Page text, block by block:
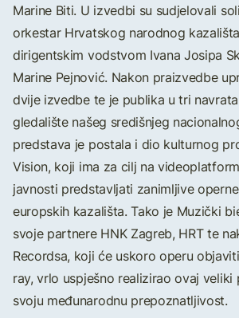
Marine Biti. U izvedbi su sudjelovali
orkestar Hrvatskog narodnog
dirigentskim vodstvom Ivana Josipa
Marine Pejnović. Nakon praizvedbe
dvije izvedbe te je publika u tri
gledalište našeg središnjeg
predstava je postala i dio kulturnog
Vision, koji ima za cilj na
javnosti predstavljati zanimljive
europskih kazališta. Tako je Muzički
svoje partnere HNK Zagreb, HRT te
Recordsa, koji će uskoro operu
ray, vrlo uspješno realizirao ovaj
svoju međunarodnu prepoznatljivost.